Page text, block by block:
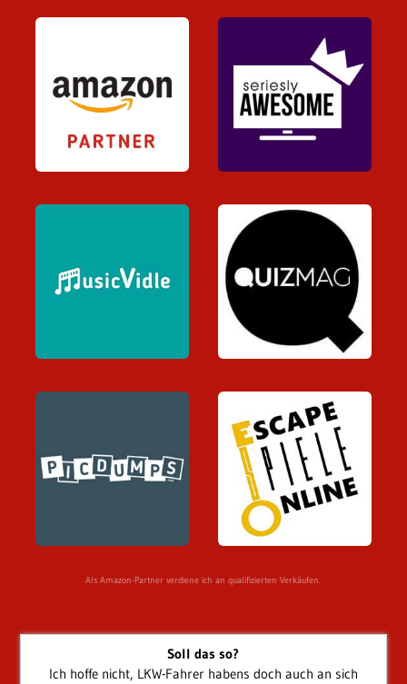
Als Amazon-Partner verdiene ich an qualifizierten Verkäufen.
Soll das so?
Ich hoffe nicht, LKW-Fahrer habens doch auch an sich